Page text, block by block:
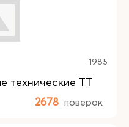
1985
технические ТТ
2678 поверок